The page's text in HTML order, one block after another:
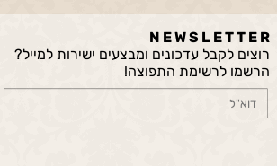
N E W S L E T T E R
רוצים לקבל עדכונים ומבצעים ישירות למייל?
הרשמו לרשימת התפוצה!